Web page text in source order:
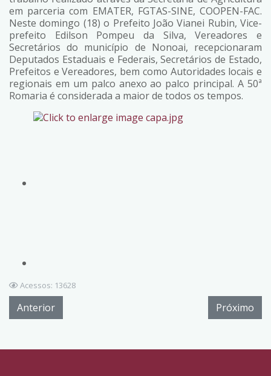
em parceria com EMATER, FGTAS-SINE, COOPEN-FAC.
Neste domingo (18) o Prefeito João Vianei Rubin, Vice-
prefeito Edilson Pompeu da Silva, Vereadores e
Secretários do município de Nonoai, recepcionaram
Deputados Estaduais e Federais, Secretários de Estado,
Prefeitos e Vereadores, bem como Autoridades locais e
regionais em um palco anexo ao palco principal. A 50ª
Romaria é considerada a maior de todos os tempos.
Acessos: 13628
Anterior Próximo